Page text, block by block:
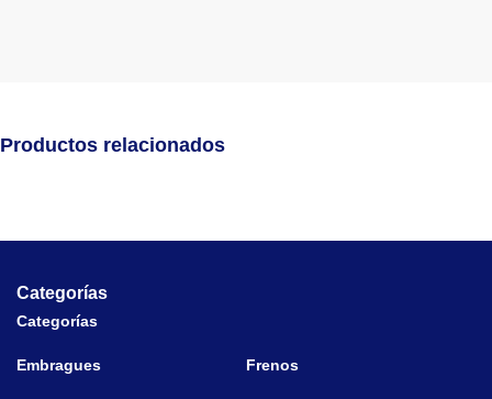
Productos relacionados
Categorías
Categorías
Embragues Frenos